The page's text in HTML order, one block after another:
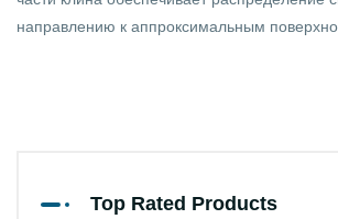
направлению к аппроксимальным
Top Rated Products